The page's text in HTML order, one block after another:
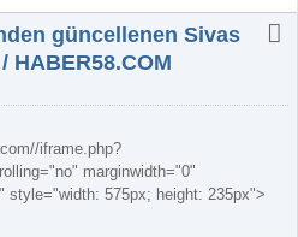
güncellenen Sivas
HABER58.COM
iframe.php?
marginwidth="0"
style="width: 575px; height: 235px">